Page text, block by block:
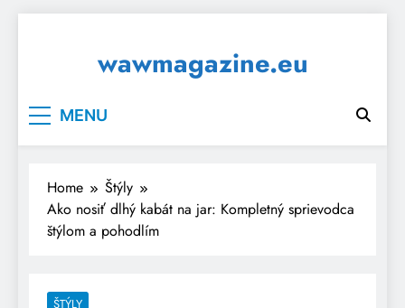
wawmagazine.eu
MENU
Home
Štýly
Ako nosiť dlhý kabát na jar: Kompletný sprievodca
štýlom a pohodlím
ŠTÝLY